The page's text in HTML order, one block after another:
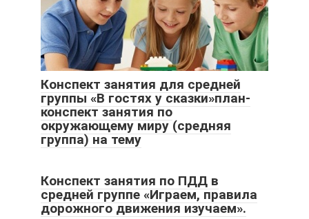
Конспект занятия для средней
группы «В гостях у сказки»план-
конспект занятия по
окружающему миру (средняя
группа) на тему
Конспект занятия по ПДД в
средней группе «Играем, правила
дорожного движения изучаем».